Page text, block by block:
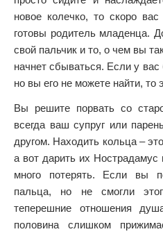
новое колечко, то скоро
готовы родитель младенца.
свой пальчик и то, о чем вы
начнет сбываться. Если у
но вы его не можете найти, то
Вы решите порвать со
всегда ваш супруг или
другом. Находить кольца –
а вот дарить их Нострадамус
много потерять. Если вы
пальца, но не смогли
теперешние отношения
половина слишком